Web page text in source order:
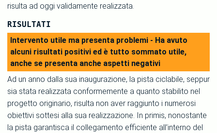
risulta ad oggi validamente realizzata.
RISULTATI
Intervento utile ma presenta problemi - Ha avuto
alcuni risultati positivi ed è tutto sommato utile,
anche se presenta anche aspetti negativi
Ad un anno dalla sua inaugurazione, la pista ciclabile, seppur
sia stata realizzata conformemente a quanto stabilito nel
progetto originario, risulta non aver raggiunto i numerosi
obiettivi sottesi alla sua realizzazione. In primis, nonostante
la pista garantisca il collegamento efficiente all’interno del